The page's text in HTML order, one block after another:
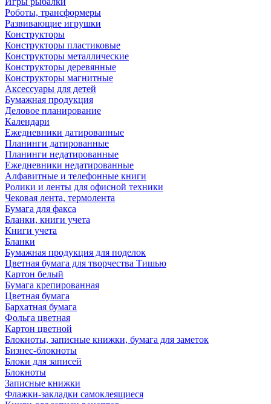
Роботы, трансформеры
Развивающие игрушки
Конструкторы
Конструкторы пластиковые
Конструкторы металлические
Конструкторы деревянные
Конструкторы магнитные
Аксессуары для детей
Бумажная продукция
Деловое планирование
Календари
Ежедневники датированные
Планинги датированные
Планинги недатированные
Ежедневники недатированные
Алфавитные и телефонные книги
Ролики и ленты для офисной техники
Чековая лента, термолента
Бумага для факса
Бланки, книги учета
Книги учета
Бланки
Бумажная продукция для поделок
Цветная бумага для творчества Тишью
Картон белый
Бумага крепированная
Цветная бумага
Бархатная бумага
Фольга цветная
Картон цветной
Блокноты, записные книжки, бумага для заметок
Бизнес-блокноты
Блоки для записей
Блокноты
Записные книжки
Флажки-закладки самоклеящиеся